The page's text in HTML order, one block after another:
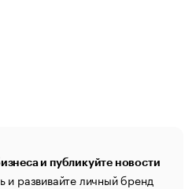
и публикуйте новости
и развивайте личный бренд